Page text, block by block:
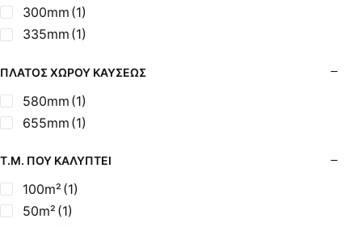
300mm (1)
335mm (1)
ΠΛΆΤΟΣ ΧΏΡΟΥ ΚΑΎΣΕΩΣ
580mm (1)
655mm (1)
Τ.Μ. ΠΟΥ ΚΑΛΎΠΤΕΙ
100m² (1)
50m² (1)